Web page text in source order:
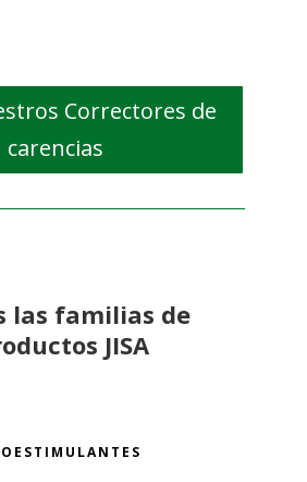
Correctores de
carencias
las familias de
JISA